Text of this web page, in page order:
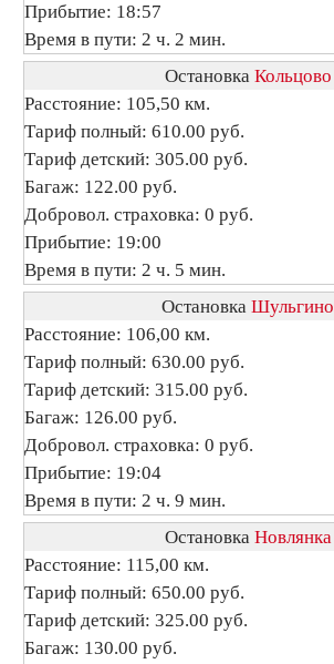
Прибытие: 18:57
Время в пути: 2 ч. 2 мин.
Остановка Кольцово
Расстояние: 105,50 км.
Тариф полный: 610.00 руб.
Тариф детский: 305.00 руб.
Багаж: 122.00 руб.
Добровол. страховка: 0 руб.
Прибытие: 19:00
Время в пути: 2 ч. 5 мин.
Остановка Шульгино
Расстояние: 106,00 км.
Тариф полный: 630.00 руб.
Тариф детский: 315.00 руб.
Багаж: 126.00 руб.
Добровол. страховка: 0 руб.
Прибытие: 19:04
Время в пути: 2 ч. 9 мин.
Остановка Новлянка
Расстояние: 115,00 км.
Тариф полный: 650.00 руб.
Тариф детский: 325.00 руб.
Багаж: 130.00 руб.